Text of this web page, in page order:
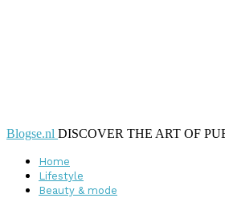
Blogse.nl DISCOVER THE ART OF
Home
Lifestyle
Beauty & mode